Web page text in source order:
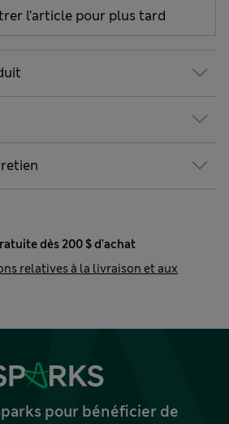
l’article pour plus tard
dès 200 $ d'achat
relatives à la livraison et aux
pour bénéficier de